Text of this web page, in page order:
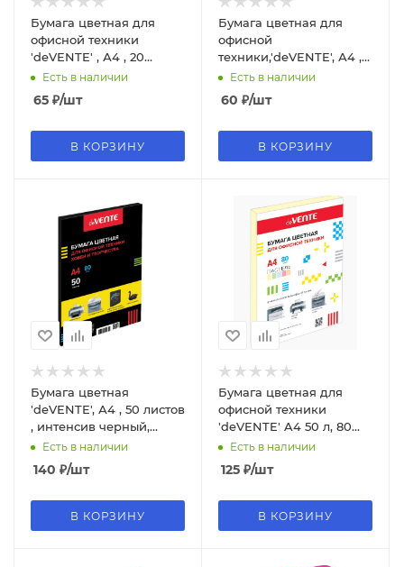
Бумага цветная для
офисной техники
'deVENTE' , А4 , 20
листов , неоновые цвета,
(5 цветов), 2072225
Есть в наличии
65 ₽/шт
В КОРЗИНУ
Бумага цветная для
офисной
техники,'deVENTE', А4 ,
80г;м2, пастель, голубой
цвет, (20 л), 2072233
Есть в наличии
60 ₽/шт
В КОРЗИНУ
Бумага цветная
'deVENTE', А4 , 50 листов
, интенсив черный,
2072100
Есть в наличии
140 ₽/шт
В КОРЗИНУ
Бумага цветная для
офисной техники
'deVENTE' A4 50 л, 80
г;м², пастельный
желтый, 2072701
Есть в наличии
125 ₽/шт
В КОРЗИНУ